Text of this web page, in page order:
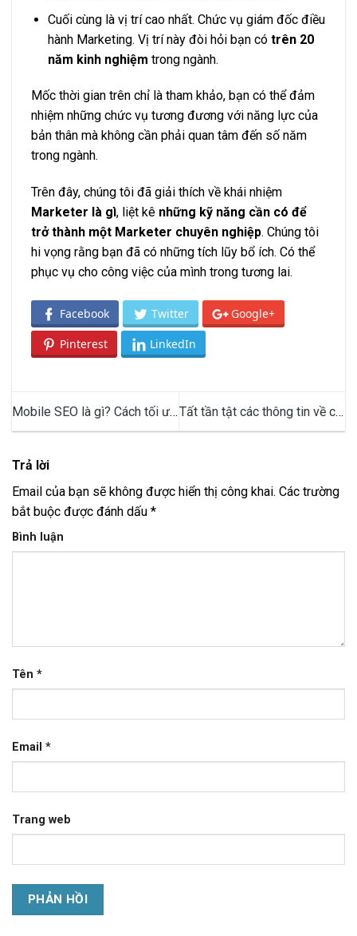
Cuối cùng là vị trí cao nhất. Chức vụ giám đốc điều
hành Marketing. Vị trí này đòi hỏi bạn có trên 20
năm kinh nghiệm trong ngành.
Mốc thời gian trên chỉ là tham khảo, bạn có thể đảm
nhiệm những chức vụ tương đương với năng lực của
bản thân mà không cần phải quan tâm đến số năm
trong ngành.
Trên đây, chúng tôi đã giải thích về khái nhiệm
Marketer là gì, liệt kê những kỹ năng cần có để
trở thành một Marketer chuyên nghiệp. Chúng tôi
hi vọng rằng bạn đã có những tích lũy bổ ích. Có thể
phục vụ cho công việc của mình trong tương lai.
Facebook Twitter Google+
Pinterest LinkedIn
Mobile SEO là gì? Cách tối ưu
website thân thiện với thiết bị
Tất tần tật các thông tin về chỉ
phẫu thuật tự tiêu
Trả lời
Email của bạn sẽ không được hiển thị công khai. Các trường
bắt buộc được đánh dấu *
Bình luận
Tên *
Email *
Trang web